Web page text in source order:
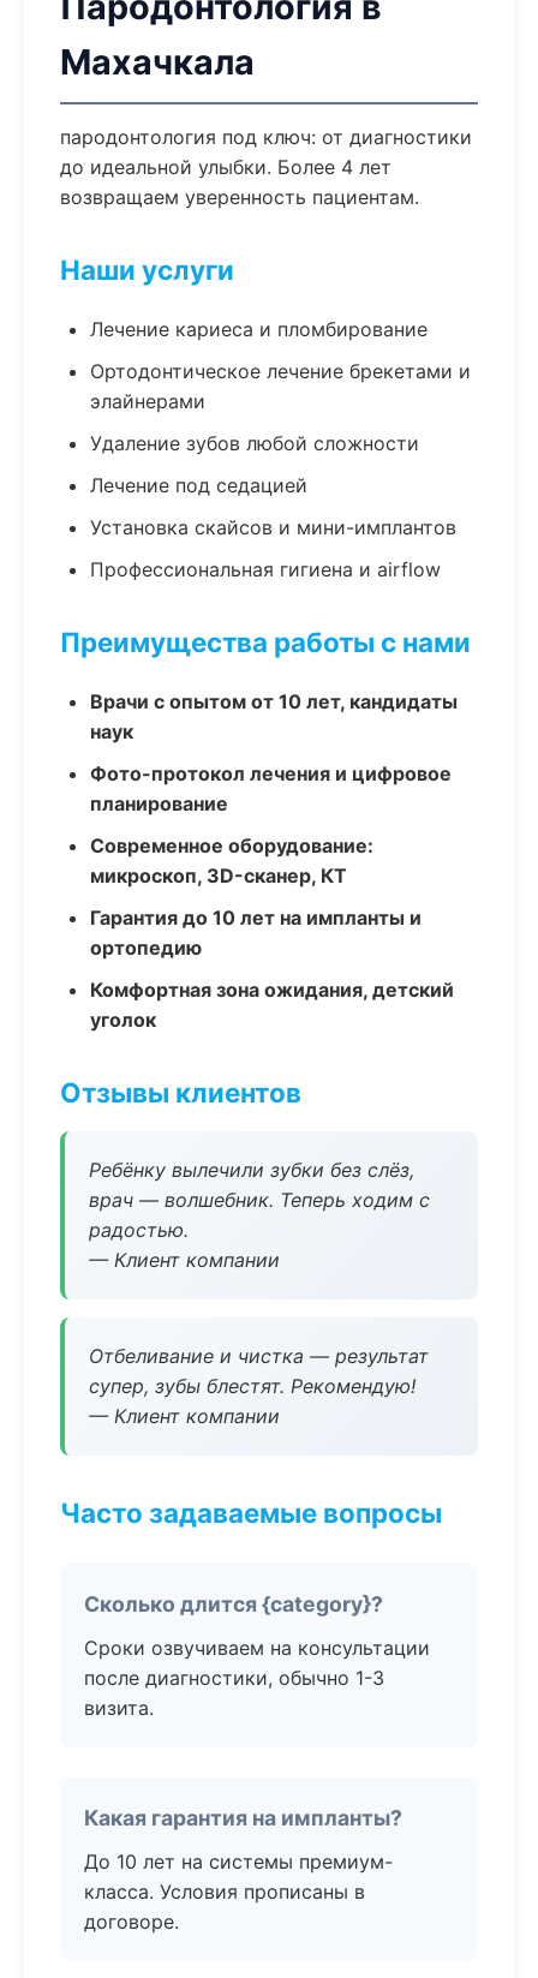
Махачкала
пародонтология под ключ: от диагностики
до идеальной улыбки. Более 4 лет
возвращаем уверенность пациентам.
Наши услуги
Лечение кариеса и пломбирование
Ортодонтическое лечение брекетами и
элайнерами
Удаление зубов любой сложности
Лечение под седацией
Установка скайсов и мини-имплантов
Профессиональная гигиена и airflow
Преимущества работы с нами
Врачи с опытом от 10 лет, кандидаты
наук
Фото-протокол лечения и цифровое
планирование
Современное оборудование:
микроскоп, 3D-сканер, КТ
Гарантия до 10 лет на импланты и
ортопедию
Комфортная зона ожидания, детский
уголок
Отзывы клиентов
Ребёнку вылечили зубки без слёз,
врач — волшебник. Теперь ходим с
радостью.
— Клиент компании
Отбеливание и чистка — результат
супер, зубы блестят. Рекомендую!
— Клиент компании
Часто задаваемые вопросы
Сколько длится {category}?
Сроки озвучиваем на консультации
после диагностики, обычно 1-3
визита.
Какая гарантия на импланты?
До 10 лет на системы премиум-
класса. Условия прописаны в
договоре.